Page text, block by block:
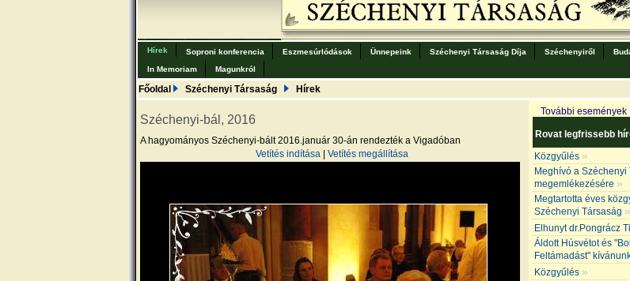
Hírek Soproni konferencia Eszmesúrlódások Ünnepeink Széchenyi Társaság Díja Széchenyiről
In Memoriam
Magunkról
Főoldal Széchenyi Társaság Hírek
Széchenyi-bál, 2016
A hagyományos Széchenyi-bált 2016.január 30-án rendezték a Vigadóban
Vetítés indítása
Vetítés megállítása
További események
Rovat legfrissebb
Közgyűlés »
Meghívó a
megemlékezésére »
Megtartotta éves
Széchenyi Társaság »
Elhunyt dr.Pongrácz
Áldott Húsvétot és
Feltámadást"
Közgyűlés »